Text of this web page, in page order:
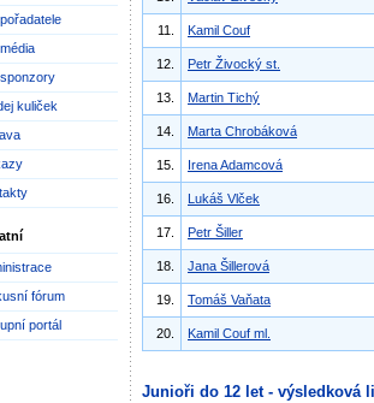
kuliček
fórum
portál
11. Kamil Couf
12. Petr Živocký st.
13. Martin Tichý
14. Marta Chrobáková
15. Irena Adamcová
16. Lukáš Vlček
17. Petr Šiller
18. Jana Šillerová
19. Tomáš Vaňata
20. Kamil Couf ml.
Junioři do 12 let - výsledková